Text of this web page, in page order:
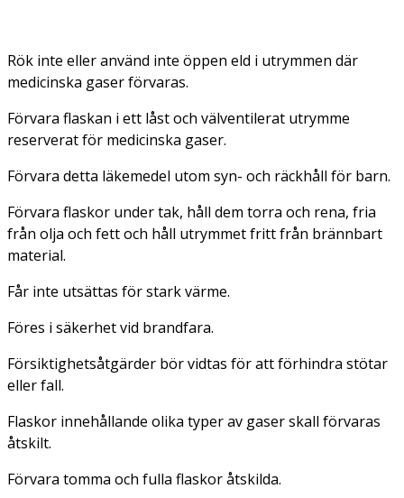
Rök inte eller använd inte öppen eld i utrymmen där
medicinska gaser förvaras.
Förvara flaskan i ett låst och välventilerat utrymme
reserverat för medicinska gaser.
Förvara detta läkemedel utom syn- och räckhåll för barn.
Förvara flaskor under tak, håll dem torra och rena, fria
från olja och fett och håll utrymmet fritt från brännbart
material.
Får inte utsättas för stark värme.
Föres i säkerhet vid brandfara.
Försiktighetsåtgärder bör vidtas för att förhindra stötar
eller fall.
Flaskor innehållande olika typer av gaser skall förvaras
åtskilt.
Förvara tomma och fulla flaskor åtskilda.